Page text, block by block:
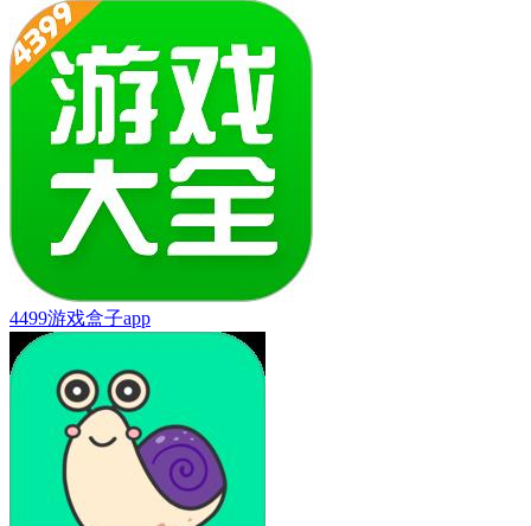
4499游戏盒子app